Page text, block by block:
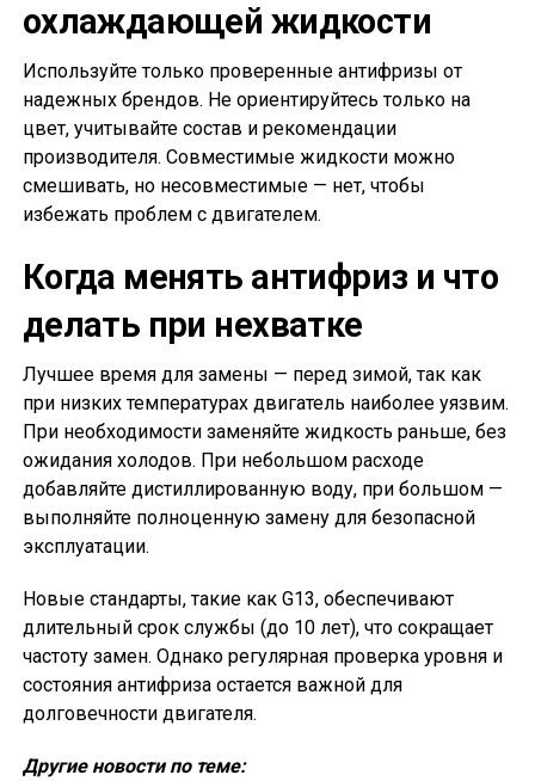
охлаждающей жидкости
Используйте только проверенные антифризы от
надежных брендов. Не ориентируйтесь только на
цвет, учитывайте состав и рекомендации
производителя. Совместимые жидкости можно
смешивать, но несовместимые — нет, чтобы
избежать проблем с двигателем.
Когда менять антифриз и что
делать при нехватке
Лучшее время для замены — перед зимой, так как
при низких температурах двигатель наиболее уязвим.
При необходимости заменяйте жидкость раньше, без
ожидания холодов. При небольшом расходе
добавляйте дистиллированную воду, при большом —
выполняйте полноценную замену для безопасной
эксплуатации.
Новые стандарты, такие как G13, обеспечивают
длительный срок службы (до 10 лет), что сокращает
частоту замен. Однако регулярная проверка уровня и
состояния антифриза остается важной для
долговечности двигателя.
Другие новости по теме: